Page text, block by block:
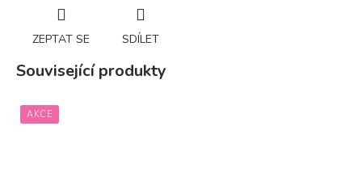
ZEPTAT SE SDÍLET
Související produkty
AKCE